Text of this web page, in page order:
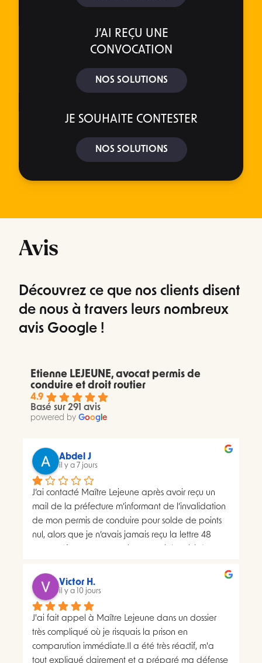
J’AI REÇU UNE
CONVOCATION
NOS SOLUTIONS
JE SOUHAITE CONTESTER
NOS SOLUTIONS
Avis
Découvrez ce que nos clients disent
de nous à travers leurs nombreux
avis Google !
Etienne LEJEUNE, avocat permis de
conduire et droit routier
4.9
Basé sur 291 avis
powered by Goog e
Abdel J
il y a 7 jours
J’ai contacté Maître Lejeune après avoir reçu un
mail de la préfecture m’informant de l’invalidation
de mon permis de conduire pour solde de points
nul, alors que je n’avais jamais reçu la lettre 48
distributions à deux dates différentes, ce qui me
semblait présenter une anomalie nécessitant une
analyse juridique.Après avoir consulté les
nombreux avis positifs concernant Maître Lejeune,
je lui ai envoyé par courriel l’intégralité de mon
dossier. Je lui ai également demandé, à plusieurs
Victor H.
il y a 10 jours
J'ai fait appel à Maître Lejeune dans un dossier
très compliqué où je risquais la prison en
comparution immédiate.Il a été très réactif, m'a
tout expliqué clairement et a préparé ma défense